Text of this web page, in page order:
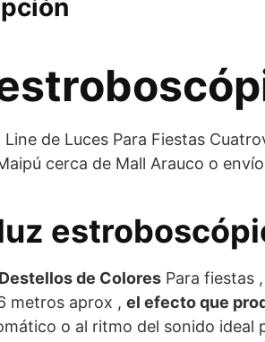
Line de Luces Para Fiestas
cerca de Mall Arauco o
Destellos de Colores Para fiestas
metros aprox , el efecto que
o al ritmo del sonido ideal